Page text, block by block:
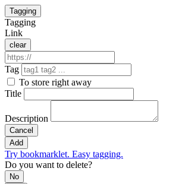
Tagging
Tagging
Link
clear
Tag
To store right away
Title
Description
Cancel
Add
Try bookmarklet. Easy tagging.
Do you want to delete?
No